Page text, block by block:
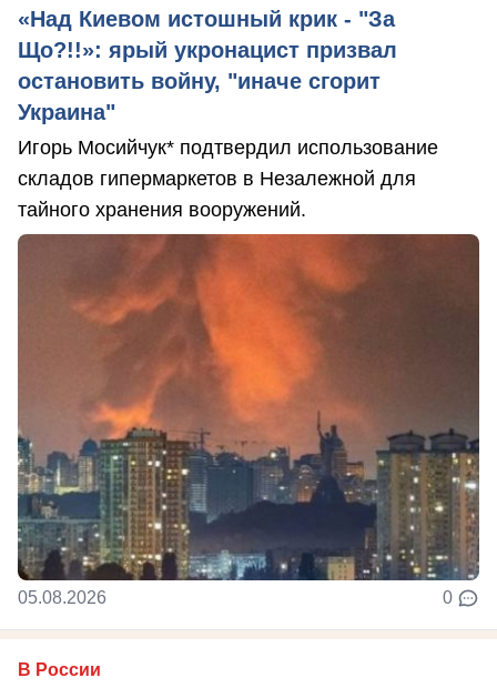
«Над Киевом истошный крик - "За
Що?!!»: ярый укронацист призвал
остановить войну, "иначе сгорит
Украина"
Игорь Мосийчук* подтвердил использование
складов гипермаркетов в Незалежной для
тайного хранения вооружений.
05.08.2026 0
В России